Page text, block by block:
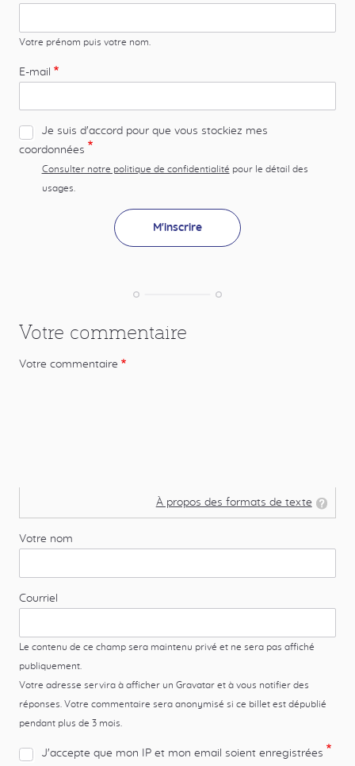
Votre prénom puis votre nom.
E-mail
Je suis d'accord pour que vous stockiez mes
coordonnées
Consulter notre politique de confidentialité pour le détail des
usages.
Votre commentaire
Votre commentaire
À propos des formats de texte
Votre nom
Courriel
Le contenu de ce champ sera maintenu privé et ne sera pas affiché
publiquement.
Votre adresse servira à afficher un Gravatar et à vous notifier des
réponses. Votre commentaire sera anonymisé si ce billet est dépublié
pendant plus de 3 mois.
J'accepte que mon IP et mon email soient enregistrées